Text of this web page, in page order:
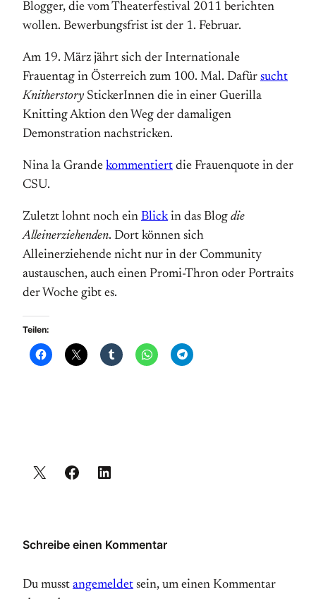
Blogger, die vom Theaterfestival 2011 berichten
wollen. Bewerbungsfrist ist der 1. Februar.
Am 19. März jährt sich der Internationale
Frauentag in Österreich zum 100. Mal. Dafür sucht
Knitherstory StickerInnen die in einer Guerilla
Knitting Aktion den Weg der damaligen
Demonstration nachstricken.
Nina la Grande kommentiert die Frauenquote in der
CSU.
Zuletzt lohnt noch ein Blickin das Blog die
Alleinerziehenden. Dort können sich
Alleinerziehende nicht nur in der Community
austauschen, auch einen Promi-Thron oder Portraits
der Woche gibt es.
Teilen:
Schreibe einen Kommentar
Du musst angemeldet sein, um einen Kommentar